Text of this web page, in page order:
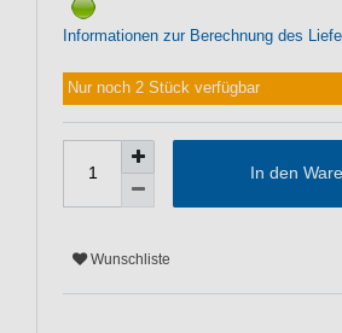
Informationen zur Berechnung des
Nur noch 2 Stück verfügbar
In den
Wunschliste